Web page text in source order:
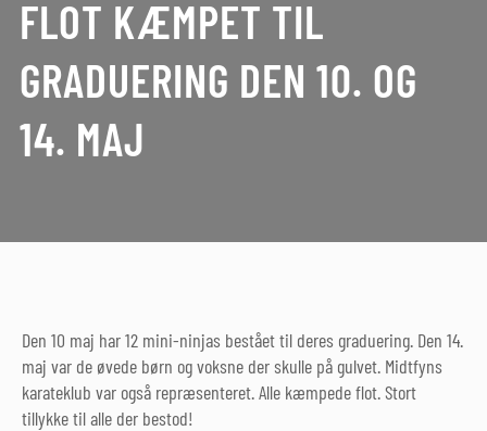
FLOT KÆMPET TIL
GRADUERING DEN 10. OG
14. MAJ
Den 10 maj har 12 mini-ninjas bestået til deres graduering. Den 14.
maj var de øvede børn og voksne der skulle på gulvet. Midtfyns
karateklub var også repræsenteret. Alle kæmpede flot. Stort
tillykke til alle der bestod!